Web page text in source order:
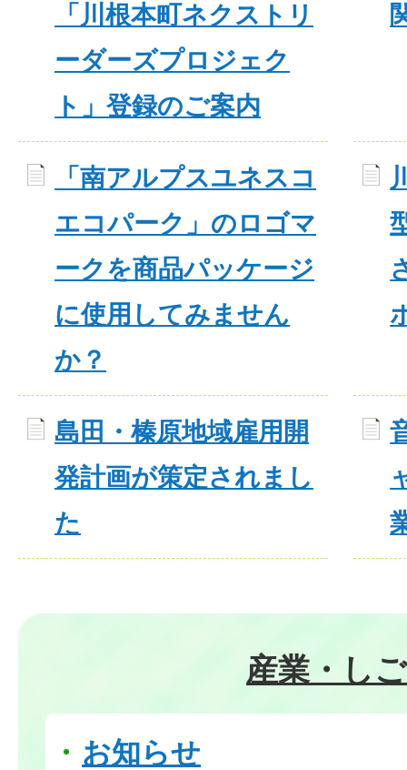
「川根本町ネクストリ
ーダーズプロジェク
ト」登録のご案内
「南アルプスユネスコ
エコパーク」のロゴマ
ークを商品パッケージ
に使用してみません
か？
島田・榛原地域雇用開
発計画が策定されまし
た
産業・し
お知らせ